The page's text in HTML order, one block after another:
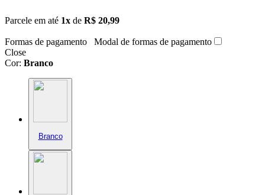
Parcele em até 1x de R$ 20,99
Formas de pagamento
Modal de formas de pagamento
Close
Cor: Branco
Branco